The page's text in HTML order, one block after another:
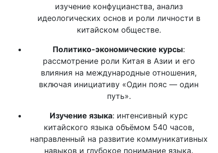
изучение конфуцианства, анализ
идеологических основ и роли личности в
китайском обществе.
Политико-экономические курсы:
рассмотрение роли Китая в Азии и его
влияния на международные отношения,
включая инициативу «Один пояс — один
путь».
Изучение языка: интенсивный курс
китайского языка объёмом 540 часов,
направленный на развитие коммуникативных
навыков и глубокое понимание языка.